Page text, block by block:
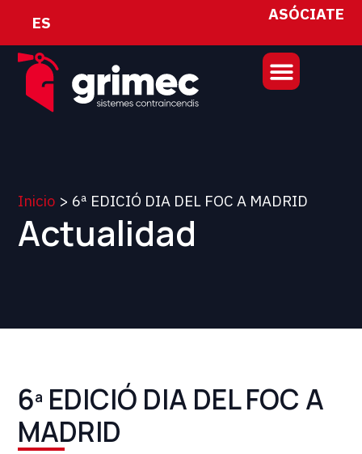
ASÓCIATE
ES
Inicio > 6ª EDICIÓ DIA DEL FOC A MADRID
Actualidad
6ª EDICIÓ DIA DEL FOC A
MADRID